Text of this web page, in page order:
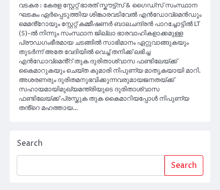
വടകര : കേരള സ്റ്റേറ്റ് ഭാരത് സ്കൗട്ട്സ് & ഗൈഡ്സ് സംസ്ഥാന
ഘടകം ഏർപ്പെടുത്തിയ ശിങ്കാരവടിവേൽ എൻഡോവ്മെൻഡും
മെമൻ്റോയും സ്റ്റേറ്റ് കമ്മീഷണർ ബാലചന്ദ്രൻ പാറച്ചോട്ടിൽ LT
(S)-ൽ നിന്നും സംസ്ഥാന ജില്ലാ ഭാരവാഹികളാക്കമുള്ള
പ്രൗഡഗംഭീരമായ ചടങ്ങിൽ സാഭിമാനം ഏറ്റുവാങ്ങുകയും
തുടർന്ന് അതേ വേദിയിൽ വെച്ച് തനിക്ക് ലഭിച്ച
എൻഡോവ്മെൻ്റ് തുക ദുരിതാശ്വാസ ഫണ്ടിലേയ്ക്ക്
കൈമാറുകയും ചെയ്ത കുമാരി നിപുണ്യ മാതൃകയായി മാറി.
അശരണരും ദുരിതമനുഭവിക്കുന്നവരുമായജനതയ്ക്ക്
സഹായമായിമുഖ്യമന്ത്രിയുടെ ദുരിതാശ്വാസ
ഫണ്ടിലേയ്ക്ക് പ്രസ്തുക തുക കൈമാറിയപ്പോൾ നിപുണ്യ
തൻ്റെ മഹത്തായ…
Search
Search